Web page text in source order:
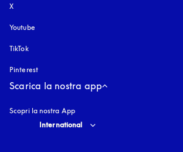
X
Youtube
TikTok
Pinterest
Scarica la nostra app
Scopri la nostra App
Select country and language
International